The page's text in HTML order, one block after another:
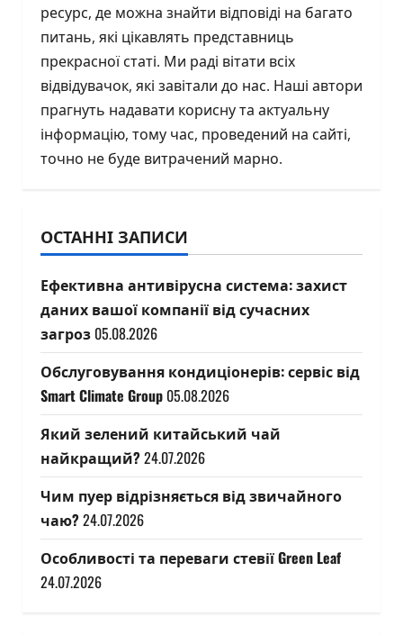
ресурс, де можна знайти відповіді на багато
питань, які цікавлять представниць
прекрасної статі. Ми раді вітати всіх
відвідувачок, які завітали до нас. Наші автори
прагнуть надавати корисну та актуальну
інформацію, тому час, проведений на сайті,
точно не буде витрачений марно.
ОСТАННІ ЗАПИСИ
Ефективна антивірусна система: захист
даних вашої компанії від сучасних
загроз 05.08.2026
Обслуговування кондиціонерів: сервіс від
Smart Climate Group 05.08.2026
Який зелений китайський чай
найкращий?24.07.2026
Чим пуер відрізняється від звичайного
чаю?24.07.2026
Особливості та переваги стевії Green Leaf
24.07.2026